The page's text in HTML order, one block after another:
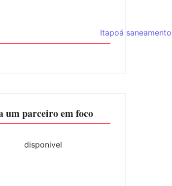
um parceiro em foco